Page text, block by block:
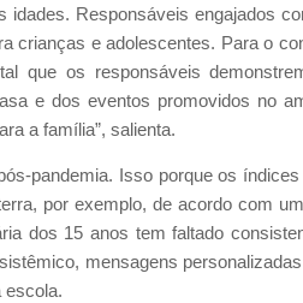
Responsáveis engajados
crianças e adolescentes. Para o
que os responsáveis
e dos eventos promovidos no
a família”, salienta.
pandemia. Isso porque os
por exemplo, de acordo com
dos 15 anos tem faltado
mensagens
escola.